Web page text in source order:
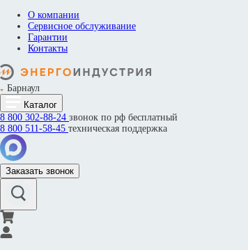
О компании
Сервисное обслуживание
Гарантии
Контакты
Барнаул
Каталог
8 800 302-88-24 звонок по рф бесплатный
8 800 511-58-45 техническая поддержка
Заказать звонок